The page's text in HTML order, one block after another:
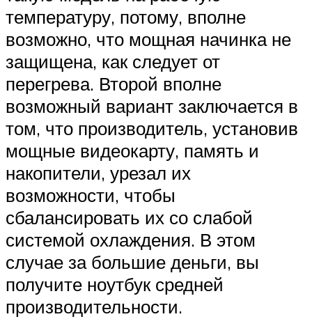
температуру, потому, вполне
возможно, что мощная начинка не
защищена, как следует от
перегрева. Второй вполне
возможный вариант заключается в
том, что производитель, установив
мощные видеокарту, память и
накопители, урезал их
возможности, чтобы
сбалансировать их со слабой
системой охлаждения. В этом
случае за большие деньги, вы
получите ноутбук средней
производительности.